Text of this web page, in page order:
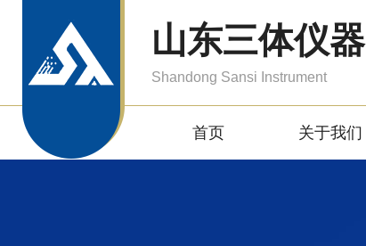
山东三体仪器
Shandong Sansi Instrument
首页 关于我们